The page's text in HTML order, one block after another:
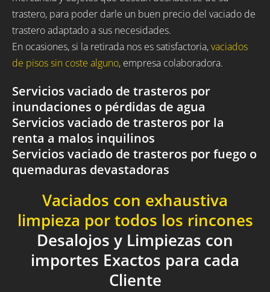
trastero, para poder darle un buen precio del vaciado de
trastero adaptado a sus necesidades.
En ocasiones, si la retirada nos es satisfactoria,vaciados
de pisos sin coste alguno, empresa colaboradora.
Servicios vaciado de trasteros por
inundaciones o pérdidas de agua
Servicios vaciado de trasteros por la
renta a malos inquilinos
Servicios vaciado de trasteros por fuego o
quemaduras devastadoras
Vaciados con exhaustiva
limpieza por todos los rincones
Desalojos y Limpiezas con
importes Exactos para cada
Cliente